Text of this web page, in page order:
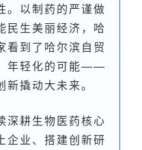
。以制药的严谨做
民生美丽经济，哈
看到了哈尔滨自贸
年轻化的可能——
新撬动大未来。
深耕生物医药核心
企业、搭建创新研